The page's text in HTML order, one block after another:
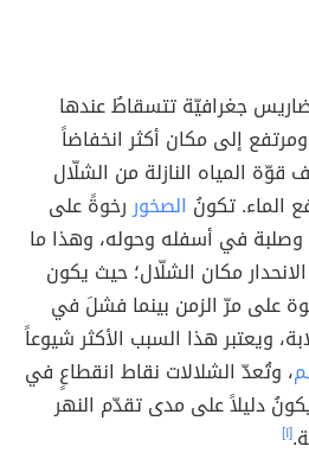
جغرافيّة تتسقاطُ عندها
إلى مكان أكثر انخفاضاً
قوّة المياه النازلة من الشلّال
الماء. تكونُ الصخوررخوةً على
وصلبة في أسفله وحوله، وهذا ما
مكان الشلّال؛ حيث يكون
على مرّ الزمن بينما فشلَ في
ويعتبر هذا السبب الأكثر شيوعاً
، وتُعدّ الشلالات نقاط انقطاعٍ في
دليلاً على مدى تقدّم النهر
[١]